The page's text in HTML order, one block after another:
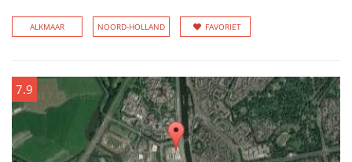
ALKMAAR NOORD-HOLLAND FAVORIET
7.9